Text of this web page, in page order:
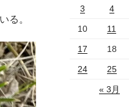
る。
3 4
10 11
17 18
24 25
« 3月